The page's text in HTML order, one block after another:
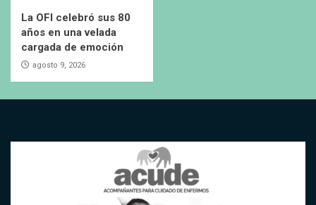
La OFI celebró sus 80
años en una velada
cargada de emoción
agosto 9, 2026